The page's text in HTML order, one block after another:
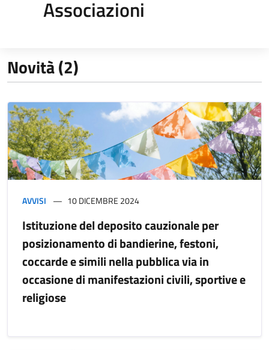
Associazioni
Novità (2)
AVVISI 10 DICEMBRE 2024
Istituzione del deposito cauzionale per
posizionamento di bandierine, festoni,
coccarde e simili nella pubblica via in
occasione di manifestazioni civili, sportive e
religiose